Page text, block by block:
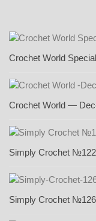
Crochet World
Crochet World —
Simply Crochet
Simply Crochet